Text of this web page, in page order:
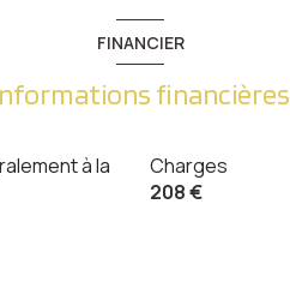
FINANCIER
financières
à la
Charges
208 €